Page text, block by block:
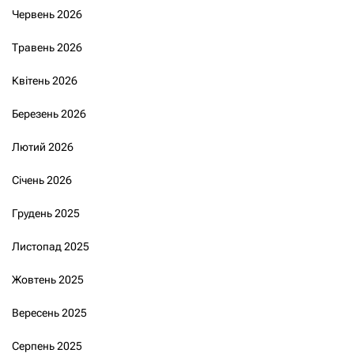
Червень 2026
Травень 2026
Квітень 2026
Березень 2026
Лютий 2026
Січень 2026
Грудень 2025
Листопад 2025
Жовтень 2025
Вересень 2025
Серпень 2025